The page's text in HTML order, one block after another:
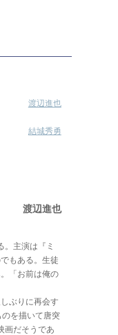
渡辺進也
結城秀勇
渡辺進也
。主演は『ミ
もある。生徒
「お前は俺の
ぶりに再会す
を描いて唐突
画だそうであ